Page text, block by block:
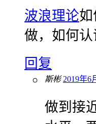
波浪理论
做，如何
回复
斯彬 2019年6
做到接